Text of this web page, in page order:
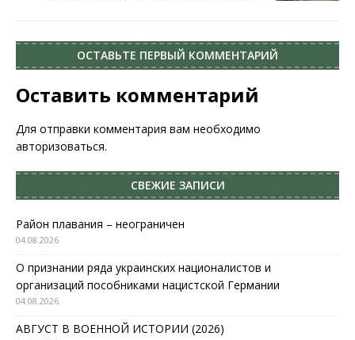
ОСТАВЬТЕ ПЕРВЫЙ КОММЕНТАРИЙ
Оставить комментарий
Для отправки комментария вам необходимо
авторизоваться.
СВЕЖИЕ ЗАПИСИ
Район плавания – неограничен
04.08.2026
О признании ряда украинских националистов и
организаций пособниками нацистской Германии
04.08.2026
АВГУСТ В ВОЕННОЙ ИСТОРИИ (2026)